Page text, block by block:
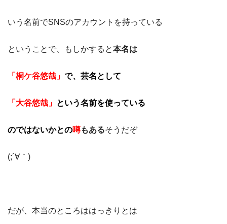
いう名前でSNSのアカウントを持っている
ということで、もしかすると本名は
「桐ケ谷悠哉」 で、芸名として
「大谷悠哉」 という名前を使っている
のではないかとの噂もあるそうだぞ
(;´∀｀)
だが、本当のところははっきりとは